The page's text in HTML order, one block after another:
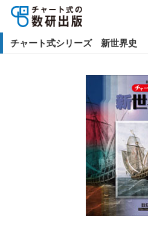
チャート式シリーズ 新世界史